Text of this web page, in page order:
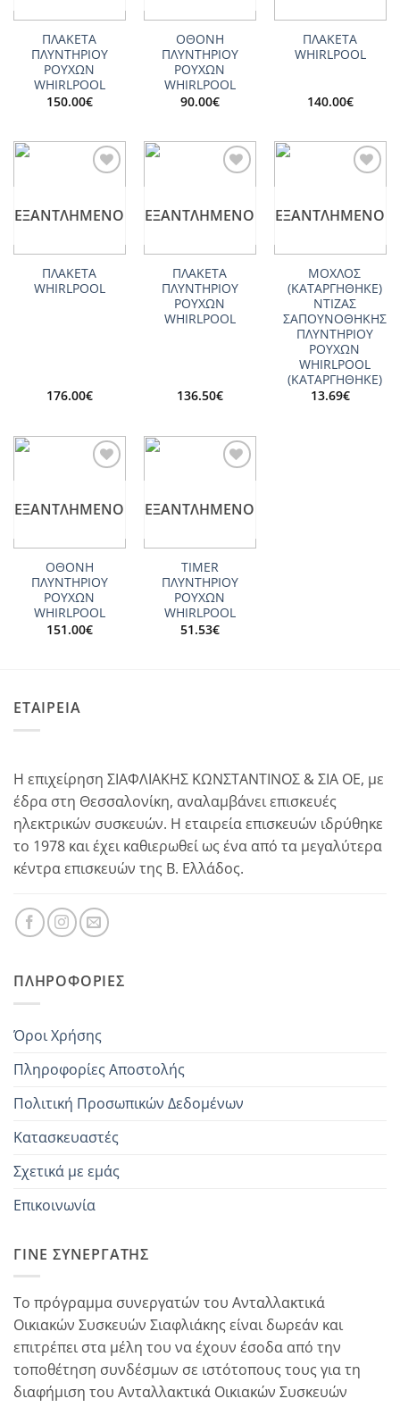
ΠΛΑΚΕΤΑ
ΠΛΥΝΤΗΡΙΟΥ
ΡΟΥΧΩΝ
WHIRLPOOL
150.00€
ΟΘΟΝΗ
ΠΛΥΝΤΗΡΙΟΥ
ΡΟΥΧΩΝ
WHIRLPOOL
90.00€
ΠΛΑΚΕΤΑ
WHIRLPOOL
140.00€
ΕΞΑΝΤΛΗΜΈΝΟ
ΠΛΑΚΕΤΑ
WHIRLPOOL
176.00€
ΕΞΑΝΤΛΗΜΈΝΟ
ΠΛΑΚΕΤΑ
ΠΛΥΝΤΗΡΙΟΥ
ΡΟΥΧΩΝ
WHIRLPOOL
136.50€
ΕΞΑΝΤΛΗΜΈΝΟ
ΜΟΧΛΟΣ
(ΚΑΤΑΡΓΗΘΗΚΕ)
ΝΤΙΖΑΣ
ΣΑΠΟΥΝΟΘΗΚΗΣ
ΠΛΥΝΤΗΡΙΟΥ
ΡΟΥΧΩΝ
WHIRLPOOL
(ΚΑΤΑΡΓΗΘΗΚΕ)
13.69€
ΕΞΑΝΤΛΗΜΈΝΟ
ΟΘΟΝΗ
ΠΛΥΝΤΗΡΙΟΥ
ΡΟΥΧΩΝ
WHIRLPOOL
151.00€
ΕΞΑΝΤΛΗΜΈΝΟ
TIMER
ΠΛΥΝΤΗΡΙΟΥ
ΡΟΥΧΩΝ
WHIRLPOOL
51.53€
ΕΤΑΙΡΕΙΑ
Η επιχείρηση ΣΙΑΦΛΙΑΚΗΣ ΚΩΝΣΤΑΝΤΙΝΟΣ & ΣΙΑ ΟΕ, με
έδρα στη Θεσσαλονίκη, αναλαμβάνει επισκευές
ηλεκτρικών συσκευών. Η εταιρεία επισκευών ιδρύθηκε
το 1978 και έχει καθιερωθεί ως ένα από τα μεγαλύτερα
κέντρα επισκευών της Β. Ελλάδος.
ΠΛΗΡΟΦΟΡΊΕΣ
Όροι Χρήσης
Πληροφορίες Αποστολής
Πολιτική Προσωπικών Δεδομένων
Κατασκευαστές
Σχετικά με εμάς
Επικοινωνία
ΓΊΝΕ ΣΥΝΕΡΓΆΤΗΣ
Το πρόγραμμα συνεργατών του Ανταλλακτικά
Οικιακών Συσκευών Σιαφλιάκης είναι δωρεάν και
επιτρέπει στα μέλη του να έχουν έσοδα από την
τοποθέτηση συνδέσμων σε ιστότοπους τους για τη
διαφήμιση του Ανταλλακτικά Οικιακών Συσκευών